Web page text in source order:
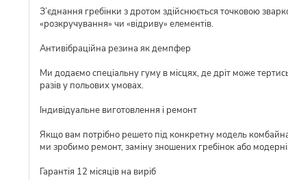
З’єднання гребінки з дротом здійснюється точковою
«розкручування» чи «відриву» елементів.
Антивібраційна резина як демпфер
Ми додаємо спеціальну гуму в місцях, де дріт може
разів у польових умовах.
Індивідуальне виготовлення і ремонт
Якщо вам потрібно решето під конкретну модель
ми зробимо ремонт, заміну зношених гребінок або
Гарантія 12 місяців на виріб